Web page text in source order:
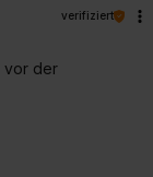
verifiziert
vor der